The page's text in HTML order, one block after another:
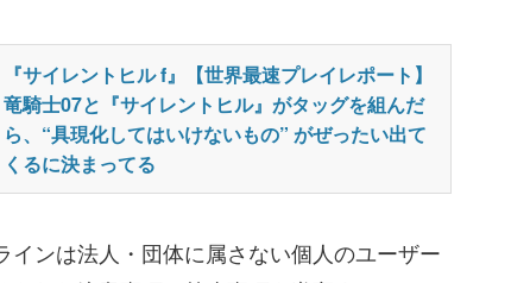
『サイレントヒル f』【世界最速プレイレポート】
竜騎士07と『サイレントヒル』がタッグを組んだ
ら、“具現化してはいけないもの” がぜったい出て
くるに決まってる
インは法人・団体に属さない個人のユーザー